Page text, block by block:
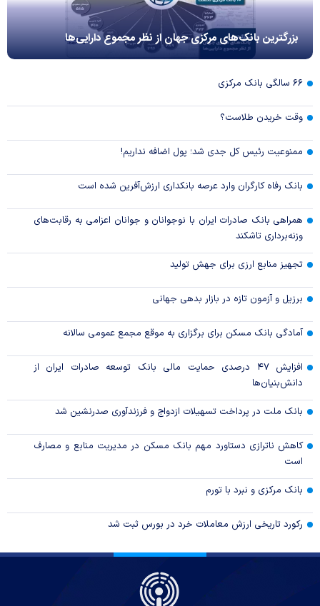
بزرگترین بانک‌های مرکزی جهان از نظر مجموع دارایی‌ها
۶۶ سالگی بانک مرکزی
وقت خریدن طلاست؟
ممنوعیت رئیس کل جدی شد؛ پول اضافه نداریم!
بانک رفاه کارگران وارد عرصه بانکداری ارزش‌آفرین شده است
همراهی بانک صادرات ایران با نوجوانان و جوانان اعزامی به رقابت‌های
وزنه‌برداری تاشکند
تجهیز منابع ارزی برای جهش تولید
برزیل و آزمون تازه در بازار بدهی جهانی
آمادگی بانک مسکن برای برگزاری به موقع مجمع عمومی سالانه
افزایش ۴۷ درصدی حمایت مالی بانک توسعه صادرات ایران از
دانش‌بنیان‌ها
بانک ملت در پرداخت تسهیلات ازدواج و فرزندآوری صدرنشین شد
کاهش ناترازی دستاورد مهم بانک مسکن در مدیریت منابع و مصارف
است
بانک مرکزی و نبرد با تورم
رکورد تاریخی ارزش معاملات خرد در بورس ثبت شد